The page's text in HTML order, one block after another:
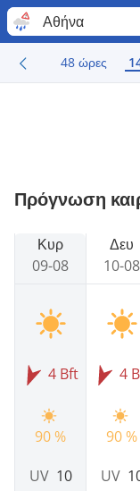
Αθήνα
48 ώρες
Πρόγνωση
Κυρ
09-08
4 Bft
90 %
UV 10
Δευ
10-08
4
90 %
UV